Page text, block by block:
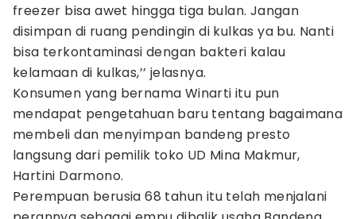
freezer bisa awet hingga tiga bulan. Jangan
disimpan di ruang pendingin di kulkas ya bu. Nanti
bisa terkontaminasi dengan bakteri kalau
kelamaan di kulkas,’’ jelasnya.
Konsumen yang bernama Winarti itu pun
mendapat pengetahuan baru tentang bagaimana
membeli dan menyimpan bandeng presto
langsung dari pemilik toko UD Mina Makmur,
Hartini Darmono.
Perempuan berusia 68 tahun itu telah menjalani